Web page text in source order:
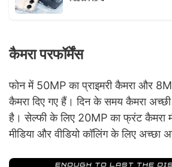
कैमरा परफॉर्मेंस
फोन में 50MP का प्राइमरी कैमरा और
कैमरा दिए गए हैं। दिन के समय कैमरा
है। सेल्फी के लिए 20MP का फ्रंट कैमरा
मीडिया और वीडियो कॉलिंग के लिए अच्छा